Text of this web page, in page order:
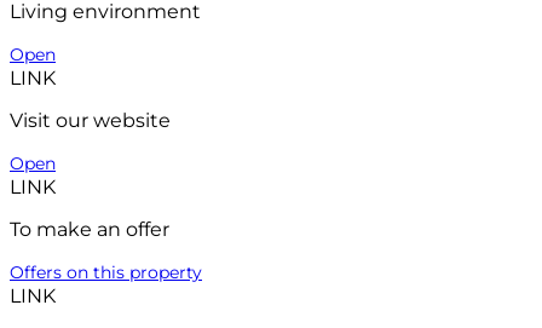
Living environment
Open
LINK
Visit our website
Open
LINK
To make an offer
Offers on this property
LINK